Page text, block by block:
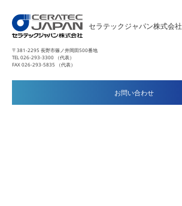
セラテックジャパン株式会社
〒381-2295 長野市篠ノ井岡田500番地
TEL 026-293-3300 （代表）
FAX 026-293-5835 （代表）
お問い合わせ